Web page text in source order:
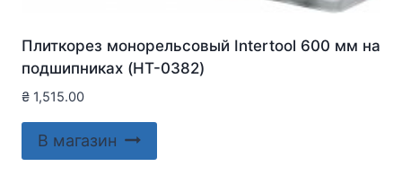
Плиткорез монорельсовый Intertool 600 мм на
подшипниках (HT-0382)
₴ 1,515.00
В магазин